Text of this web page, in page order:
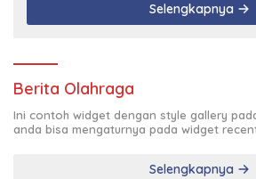
Selengkapnya
Berita Olahraga
Ini contoh widget dengan style gallery
anda bisa mengaturnya pada widget
Selengkapnya